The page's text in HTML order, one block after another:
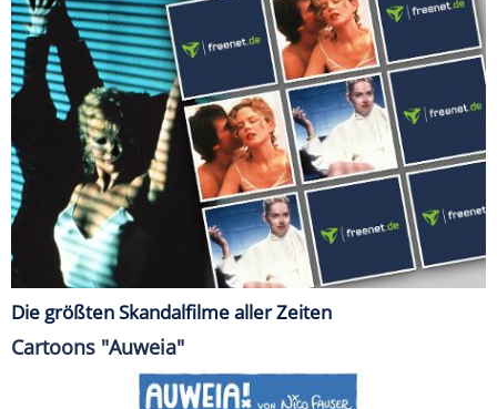
Die größten Skandalfilme aller Zeiten
Cartoons "Auweia"